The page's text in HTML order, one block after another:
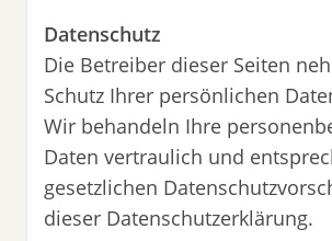
Datenschutz
Die Betreiber dieser Seiten
Schutz Ihrer persönlichen
Wir behandeln Ihre
Daten vertraulich und
gesetzlichen
dieser Datenschutzerklärung.